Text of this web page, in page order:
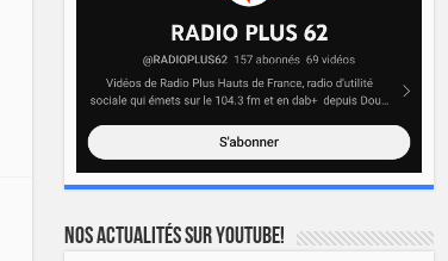
Nos actualités sur YOUTUBE!